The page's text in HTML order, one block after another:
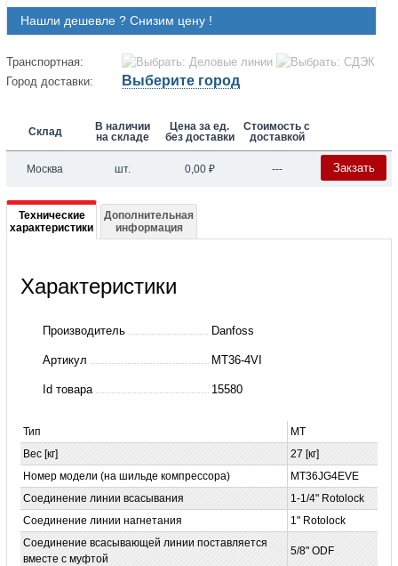
Нашли дешевле ? Снизим цену !
Транспортная:
Город доставки:
Выберите город
Склад
В наличии
на складе
Цена за ед.
без доставки
Стоимость с
доставкой
Москва шт. 0,00 ₽ --- Закзать
Подробная
информация
MT36-
MT36JG4DVE
Технические
характеристики
Дополнительная
информация
Характеристики
Производитель Danfoss
Артикул MT36-4VI
Id товара 15580
Тип
MT
Вес [кг]
27 [кг]
Номер модели (на шильде компрессора)
MT36JG4EVE
Соединение линии всасывания
1-1/4" Rotolock
Соединение линии нагнетания
1" Rotolock
Соединение всасывающей линии поставляется
вместе с муфтой
5/8" ODF